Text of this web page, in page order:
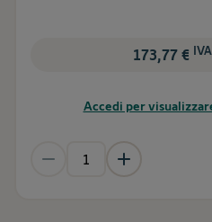
173,77 €
Accedi per